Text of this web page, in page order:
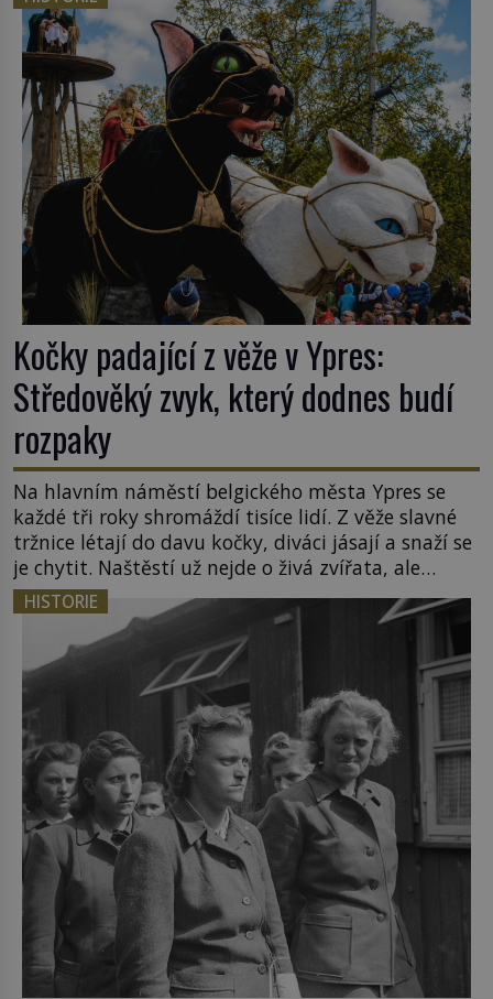
nějakém žít. Mezi ty nejslavnější patří i římské
ghetto založené v roce 1555. Pokud jde o vztah
k Židům, nemá se Řím čím chlubit. […]
Kočky padající z věže v Ypres:
Středověký zvyk, který dodnes budí
rozpaky
Na hlavním náměstí belgického města Ypres se
každé tři roky shromáždí tisíce lidí. Z věže slavné
tržnice létají do davu kočky, diváci jásají a snaží se
je chytit. Naštěstí už nejde o živá zvířata, ale
jenom o plyšové suvenýry. Kdysi to ale bylo jinak.
Tato veselá podívaná připomíná jeden z
nejpodivnějších a zároveň nejkrutějších zvyků […]
HISTORIE